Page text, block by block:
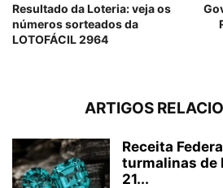
Resultado da Loteria: veja os
números sorteados da
LOTOFÁCIL 2964
ARTIGOS
Receita
turmalinas de
21...